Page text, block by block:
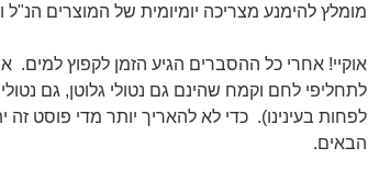
מומלץ להימנע מצריכה יומיומית של המוצרים
אוקיי! אחרי כל ההסברים הגיע הזמן לקפוץ למים.
לתחליפי לחם וקמח שהינם גם נטולי גלוטן, גם
לפחות בעינינו). כדי לא להאריך יותר מדי פוסט זה
הבאים.